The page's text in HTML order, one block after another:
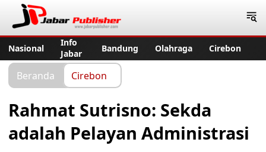
Nasional
Info
Jabar
Bandung Olahraga Cirebon
Beranda Cirebon
Rahmat Sutrisno: Sekda
adalah Pelayan Administrasi